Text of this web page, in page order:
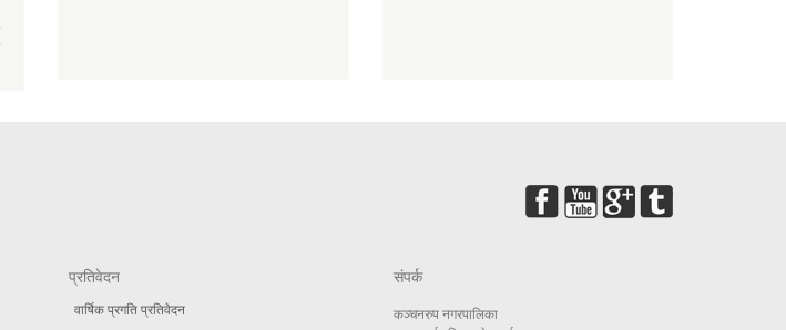
प्रतिवेदन
वार्षिक प्रगति प्रतिवेदन
संपर्क
कञ्चनरुप नगरपालिका